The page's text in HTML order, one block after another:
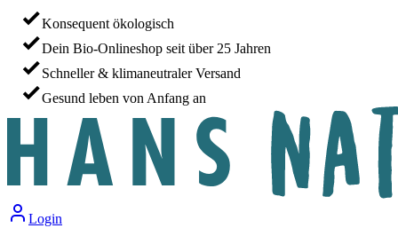
Konsequent ökologisch
Dein Bio-Onlineshop seit über 25 Jahren
Schneller & klimaneutraler Versand
Gesund leben von Anfang an
Login